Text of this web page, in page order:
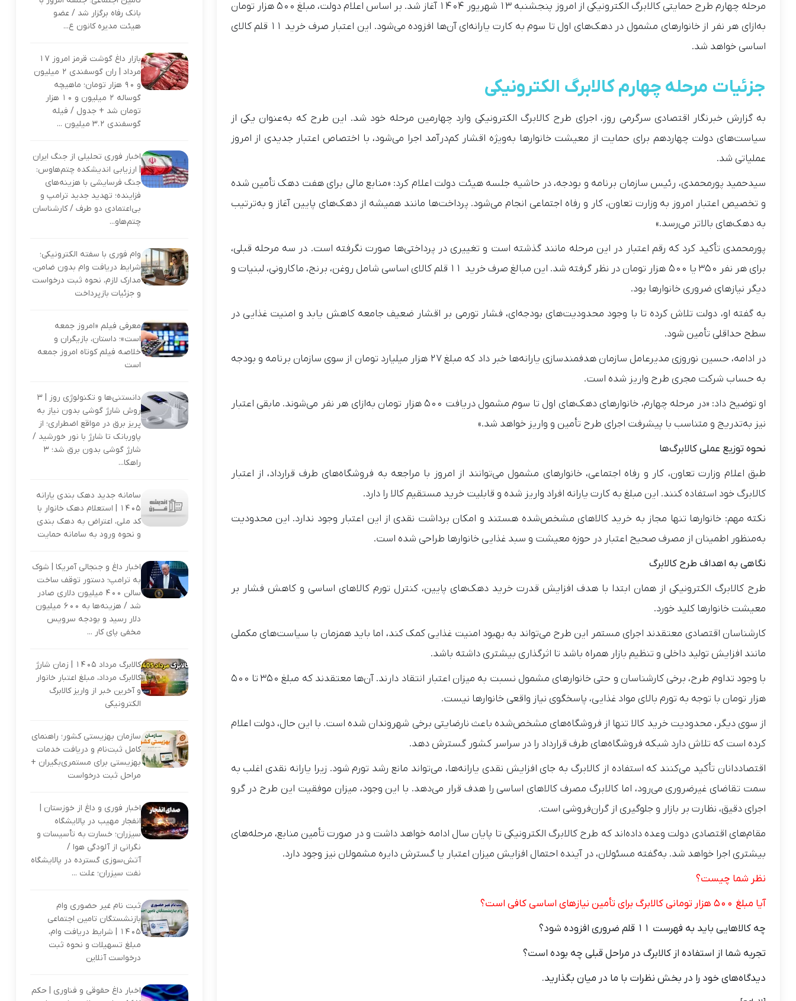
مرحله چهارم طرح حمایتی کالابرگ الکترونیکی از امروز پنجشنبه ۱۳ شهریور ۱۴۰۴ آغاز شد. بر اساس اعلام دولت، مبلغ ۵۰۰ هزار تومان
به‌ازای هر نفر از خانوارهای مشمول در دهک‌های اول تا سوم به کارت یارانه‌ای آن‌ها افزوده می‌شود. این اعتبار صرف خرید ۱۱ قلم کالای
اساسی خواهد شد.
جزئیات مرحله چهارم کالابرگ الکترونیکی
به گزارش خبرنگار اقتصادی سرگرمی روز، اجرای طرح کالابرگ الکترونیکی وارد چهارمین مرحله خود شد. این طرح که به‌عنوان یکی از
سیاست‌های دولت چهاردهم برای حمایت از معیشت خانوارها به‌ویژه اقشار کم‌درآمد اجرا می‌شود، با اختصاص اعتبار جدیدی از امروز
عملیاتی شد.
سیدحمید پورمحمدی، رئیس سازمان برنامه و بودجه، در حاشیه جلسه هیئت دولت اعلام کرد: «منابع مالی برای هفت دهک تأمین شده
و تخصیص اعتبار امروز به وزارت تعاون، کار و رفاه اجتماعی انجام می‌شود. پرداخت‌ها مانند همیشه از دهک‌های پایین آغاز و به‌ترتیب
به دهک‌های بالاتر می‌رسد.»
پورمحمدی تأکید کرد که رقم اعتبار در این مرحله مانند گذشته است و تغییری در پرداختی‌ها صورت نگرفته است. در سه مرحله قبلی،
برای هر نفر ۳۵۰ یا ۵۰۰ هزار تومان در نظر گرفته شد. این مبالغ صرف خرید ۱۱ قلم کالای اساسی شامل روغن، برنج، ماکارونی، لبنیات و
دیگر نیازهای ضروری خانوارها بود.
به گفته او، دولت تلاش کرده تا با وجود محدودیت‌های بودجه‌ای، فشار تورمی بر اقشار ضعیف جامعه کاهش یابد و امنیت غذایی در
سطح حداقلی تأمین شود.
در ادامه، حسین نوروزی مدیرعامل سازمان هدفمندسازی یارانه‌ها خبر داد که مبلغ ۲۷ هزار میلیارد تومان از سوی سازمان برنامه و بودجه
به حساب شرکت مجری طرح واریز شده است.
او توضیح داد: «در مرحله چهارم، خانوارهای دهک‌های اول تا سوم مشمول دریافت ۵۰۰ هزار تومان به‌ازای هر نفر می‌شوند. مابقی اعتبار
نیز به‌تدریج و متناسب با پیشرفت اجرای طرح تأمین و واریز خواهد شد.»
نحوه توزیع عملی کالابرگ‌ها
طبق اعلام وزارت تعاون، کار و رفاه اجتماعی، خانوارهای مشمول می‌توانند از امروز با مراجعه به فروشگاه‌های طرف قرارداد، از اعتبار
کالابرگ خود استفاده کنند. این مبلغ به کارت یارانه افراد واریز شده و قابلیت خرید مستقیم کالا را دارد.
نکته مهم: خانوارها تنها مجاز به خرید کالاهای مشخص‌شده هستند و امکان برداشت نقدی از این اعتبار وجود ندارد. این محدودیت
به‌منظور اطمینان از مصرف صحیح اعتبار در حوزه معیشت و سبد غذایی خانوارها طراحی شده است.
نگاهی به اهداف طرح کالابرگ
طرح کالابرگ الکترونیکی از همان ابتدا با هدف افزایش قدرت خرید دهک‌های پایین، کنترل تورم کالاهای اساسی و کاهش فشار بر
معیشت خانوارها کلید خورد.
کارشناسان اقتصادی معتقدند اجرای مستمر این طرح می‌تواند به بهبود امنیت غذایی کمک کند، اما باید همزمان با سیاست‌های مکملی
مانند افزایش تولید داخلی و تنظیم بازار همراه باشد تا اثرگذاری بیشتری داشته باشد.
با وجود تداوم طرح، برخی کارشناسان و حتی خانوارهای مشمول نسبت به میزان اعتبار انتقاد دارند. آن‌ها معتقدند که مبلغ ۳۵۰ تا ۵۰۰
هزار تومان با توجه به تورم بالای مواد غذایی، پاسخگوی نیاز واقعی خانوارها نیست.
از سوی دیگر، محدودیت خرید کالا تنها از فروشگاه‌های مشخص‌شده باعث نارضایتی برخی شهروندان شده است. با این حال، دولت اعلام
کرده است که تلاش دارد شبکه فروشگاه‌های طرف قرارداد را در سراسر کشور گسترش دهد.
اقتصاددانان تأکید می‌کنند که استفاده از کالابرگ به جای افزایش نقدی یارانه‌ها، می‌تواند مانع رشد تورم شود. زیرا یارانه نقدی اغلب به
سمت تقاضای غیرضروری می‌رود، اما کالابرگ مصرف کالاهای اساسی را هدف قرار می‌دهد. با این وجود، میزان موفقیت این طرح در گرو
اجرای دقیق، نظارت بر بازار و جلوگیری از گران‌فروشی است.
مقام‌های اقتصادی دولت وعده داده‌اند که طرح کالابرگ الکترونیکی تا پایان سال ادامه خواهد داشت و در صورت تأمین منابع، مرحله‌های
بیشتری اجرا خواهد شد. به‌گفته مسئولان، در آینده احتمال افزایش میزان اعتبار یا گسترش دایره مشمولان نیز وجود دارد.
نظر شما چیست؟
آیا مبلغ ۵۰۰ هزار تومانی کالابرگ برای تأمین نیازهای اساسی کافی است؟
چه کالاهایی باید به فهرست ۱۱ قلم ضروری افزوده شود؟
تجربه شما از استفاده از کالابرگ در مراحل قبلی چه بوده است؟
دیدگاه‌های خود را در بخش نظرات با ما در میان بگذارید.
بانک رفاه برگزار شد / عضو
هیئت مدیره کانون ع...
بازار داغ گوشت قرمز امروز ۱۷
مرداد | ران گوسفندی ۲ میلیون
و ۹۰ هزار تومان؛ ماهیچه
گوساله ۲ میلیون و ۱۰ هزار
تومان شد + جدول / فیله
گوسفندی ۳.۲ میلیون ...
اخبار فوری تحلیلی از جنگ ایران
| ارزیابی اندیشکده چتم‌هاوس:
جنگ فرسایشی با هزینه‌های
فزاینده؛ تهدید جدید ترامپ و
بی‌اعتمادی دو طرف / کارشناسان
چتم‌هاو...
وام فوری با سفته الکترونیکی؛
شرایط دریافت وام بدون ضامن،
مدارک لازم، نحوه ثبت درخواست
و جزئیات بازپرداخت
معرفی فیلم «امروز جمعه
است»؛ داستان، بازیگران و
خلاصه فیلم کوتاه امروز جمعه
است
دانستنی‌ها و تکنولوژی روز | ۳
روش شارژ گوشی بدون نیاز به
پریز برق در مواقع اضطراری؛ از
پاوربانک تا شارژ با نور خورشید /
شارژ گوشی بدون برق شد؛ ۳
راهکا...
سامانه جدید دهک بندی یارانه
۱۴۰۵ | استعلام دهک خانوار با
کد ملی، اعتراض به دهک بندی
و نحوه ورود به سامانه حمایت
اخبار داغ و جنجالی آمریکا | شوک
به ترامپ؛ دستور توقف ساخت
سالن ۴۰۰ میلیون دلاری صادر
شد / هزینه‌ها به ۶۰۰ میلیون
دلار رسید و بودجه سرویس
مخفی پای کار ...
کالابرگ مرداد 1405 | زمان شارژ
کالابرگ مرداد، مبلغ اعتبار خانوار
و آخرین خبر از واریز کالابرگ
الکترونیکی
سازمان بهزیستی کشور؛ راهنمای
کامل ثبت‌نام و دریافت خدمات
بهزیستی برای مستمری‌بگیران +
مراحل ثبت درخواست
اخبار فوری و داغ از خوزستان |
انفجار مهیب در پالایشگاه
سیزران؛ خسارت به تأسیسات و
نگرانی از آلودگی هوا /
آتش‌سوزی گسترده در پالایشگاه
نفت سیزران؛ علت ...
ثبت نام غیر حضوری وام
بازنشستگان تامین اجتماعی
۱۴۰۵ | شرایط دریافت وام،
مبلغ تسهیلات و نحوه ثبت
درخواست آنلاین
اخبار داغ حقوقی و فناوری | حکم